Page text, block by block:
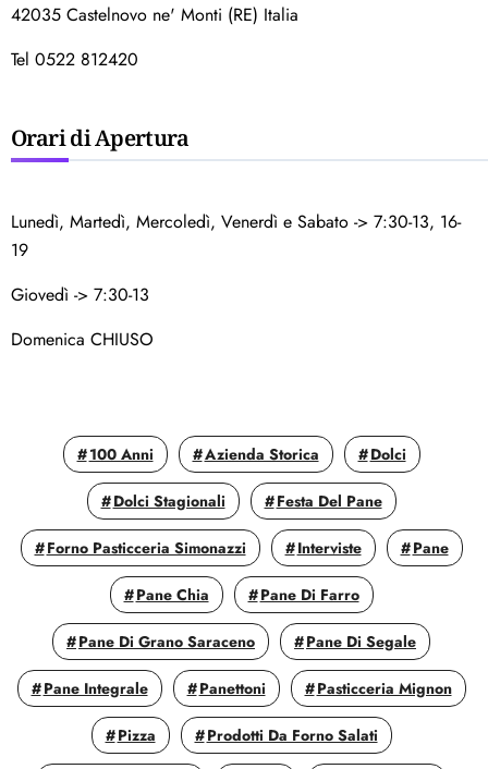
42035 Castelnovo ne' Monti (RE) Italia
Tel 0522 812420
Orari di Apertura
Lunedì, Martedì, Mercoledì, Venerdì e Sabato -> 7:30-13, 16-
19
Giovedì -> 7:30-13
Domenica CHIUSO
100 Anni Azienda Storica Dolci
Dolci Stagionali Festa Del Pane
Forno Pasticceria Simonazzi Interviste Pane
Pane Chia Pane Di Farro
Pane Di Grano Saraceno Pane Di Segale
Pane Integrale Panettoni Pasticceria Mignon
Pizza Prodotti Da Forno Salati